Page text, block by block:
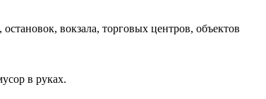
вокзала, торговых центров, объектов
в руках.